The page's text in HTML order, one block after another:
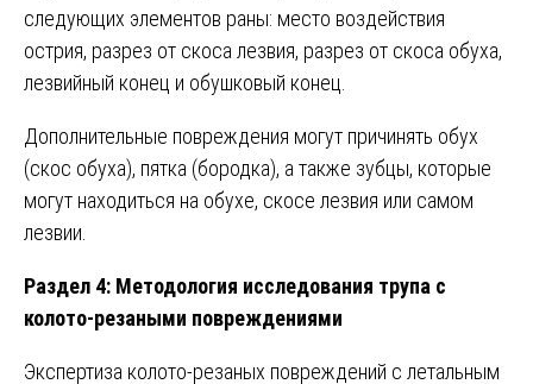
следующих элементов раны: место воздействия
острия, разрез от скоса лезвия, разрез от скоса обуха,
лезвийный конец и обушковый конец.
Дополнительные повреждения могут причинять обух
(скос обуха), пятка (бородка), а также зубцы, которые
могут находиться на обухе, скосе лезвия или самом
лезвии.
Раздел 4: Методология исследования трупа с
колото-резаными повреждениями
Экспертиза колото-резаных повреждений с летальным